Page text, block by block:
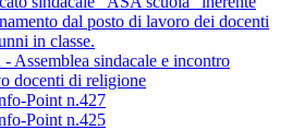
dal posto di lavoro dei docenti
in classe.
Assemblea sindacale e incontro
docenti di religione
Point n.427
Point n.425